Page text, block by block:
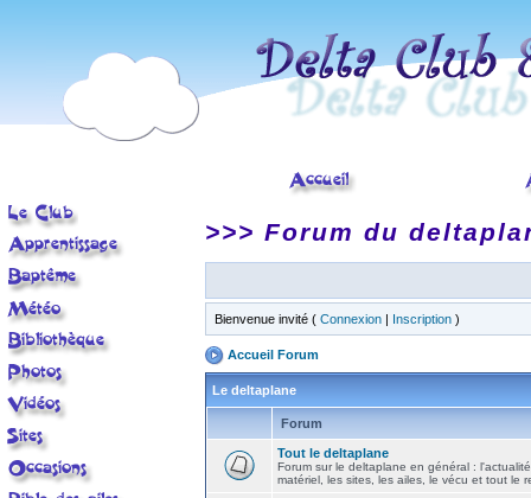
>>> Forum du
Bienvenue invité ( Connexion | Inscription )
Accueil Forum
Le deltaplane
Forum
Tout le deltaplane
Forum sur le deltaplane en général :
matériel, les sites, les ailes, le vécu et tout le